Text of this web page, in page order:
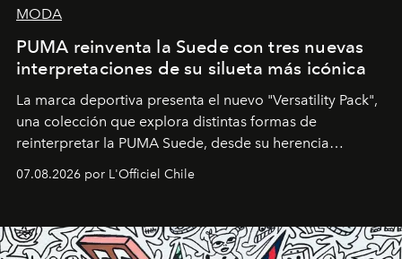
MODA
PUMA reinventa la Suede con tres nuevas
interpretaciones de su silueta más icónica
La marca deportiva presenta el nuevo "Versatility Pack",
una colección que explora distintas formas de
reinterpretar la PUMA Suede, desde su herencia
deportiva hasta una mirada moderna inspirada en el
diseño y el universo outdoor.
07.08.2026 por L'Officiel Chile